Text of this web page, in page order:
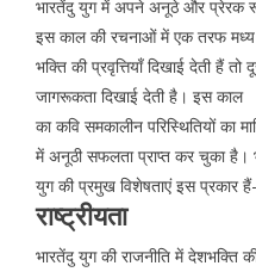
भारतेंदु युग में अपने अनूठे और प्रेरक
इस काल की रचनाओं में एक तरफ मध्य
भक्ति की प्रवृत्तियाँ दिखाई देती हैं
जागरूकता दिखाई देती है। इस काल
का कवि समकालीन परिस्थितियों का
में अनूठी सफलता प्राप्त कर चुका है।
युग की प्रमुख विशेषताएं इस प्रकार हैं-
राष्ट्रीयता
भारतेंदु युग की राजनीति में देशभक्ति